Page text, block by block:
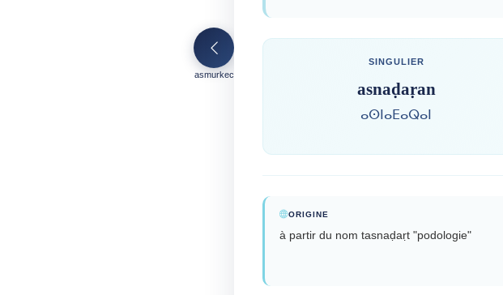
asmurkec
SINGULIER
asnaḍaṛan
ⴰⵙⵏⴰⴹⴰⵕⴰⵏ
ORIGINE
à partir du nom tasnaḍaṛt "podologie"